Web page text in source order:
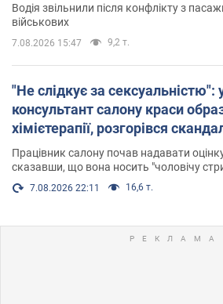
Водія звільнили після конфлікту з
військових
7.08.2026 15:47 9,2 т.
"Не слідкує за сексуальністю":
консультант салону краси
хімієтерапії, розгорівся
Працівник салону почав надавати
сказавши, що вона носить "чоловічу
7.08.2026 22:11 16,6 т.